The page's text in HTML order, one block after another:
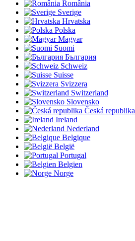
România
Sverige
Hrvatska
Polska
Magyar
Suomi
България
Schweiz
Suisse
Svizzera
Switzerland
Slovensko
Česká republika
Ireland
Nederland
Belgique
België
Portugal
Belgien
Norge